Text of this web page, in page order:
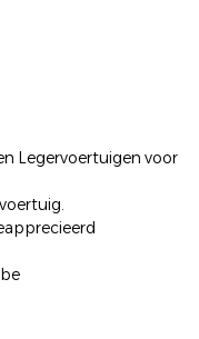
Legervoertuigen voor